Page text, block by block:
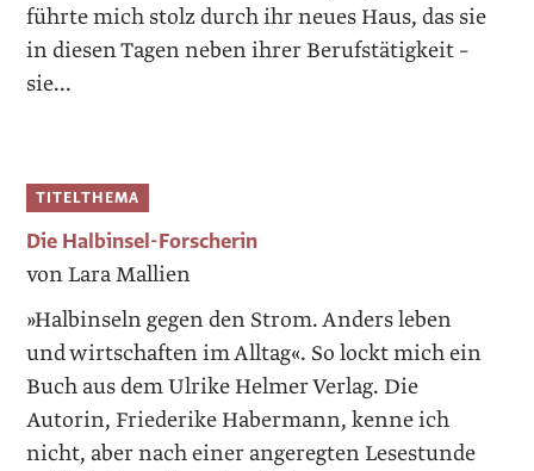
führte mich stolz durch ihr neues Haus, das sie
in diesen Tagen neben ihrer Berufstätigkeit –
sie...
TITELTHEMA
Die Halbinsel-Forscherin
von Lara Mallien
»Halbinseln gegen den Strom. Anders leben
und wirtschaften im Alltag«. So lockt mich ein
Buch aus dem Ulrike Helmer Verlag. Die
Autorin, Friederike Habermann, kenne ich
nicht, aber nach einer angeregten Lesestunde